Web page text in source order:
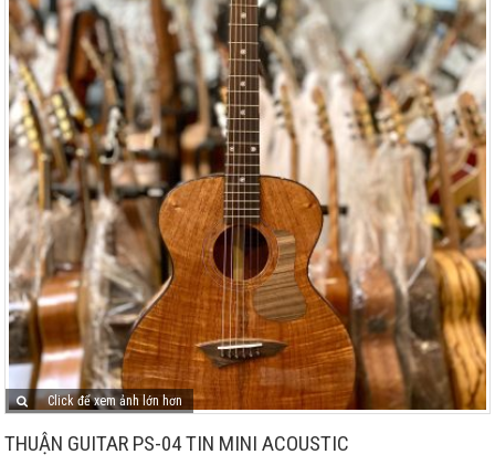
Click để xem ảnh lớn hơn
THUẬN GUITAR PS-04 TIN MINI ACOUSTIC